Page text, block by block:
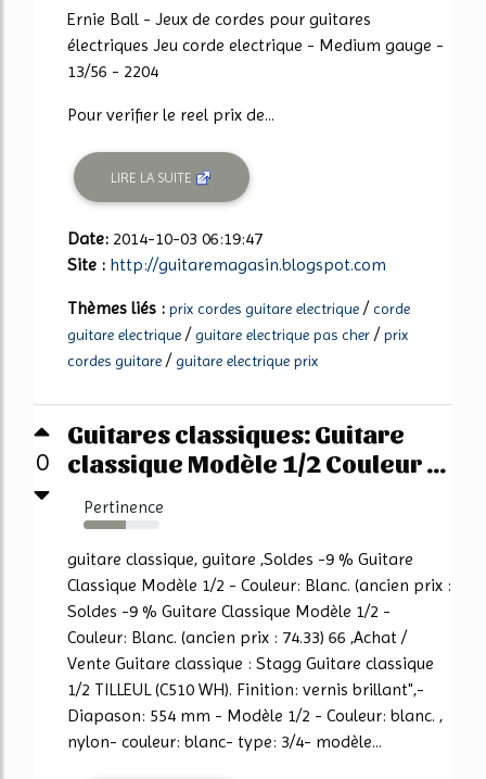
Ernie Ball - Jeux de cordes pour guitares
électriques Jeu corde electrique - Medium gauge -
13/56 - 2204
Pour verifier le reel prix de...
LIRE LA SUITE
Date: 2014-10-03 06:19:47
Site : http://guitaremagasin.blogspot.com
Thèmes liés : prix cordes guitare electrique /corde
guitare electrique /guitare electrique pas cher /prix
cordes guitare /guitare electrique prix
0
Guitares classiques: Guitare
classique Modèle 1/2 Couleur ...
Pertinence
56%
guitare classique, guitare ,Soldes -9 % Guitare
Classique Modèle 1/2 - Couleur: Blanc. (ancien prix :
Soldes -9 % Guitare Classique Modèle 1/2 -
Couleur: Blanc. (ancien prix : 74.33) 66 ,Achat /
Vente Guitare classique : Stagg Guitare classique
1/2 TILLEUL (C510 WH). Finition: vernis brillant",-
Diapason: 554 mm - Modèle 1/2 - Couleur: blanc. ,
nylon- couleur: blanc- type: 3/4- modèle...